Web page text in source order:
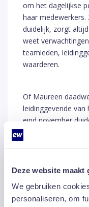
Deze website maakt
We gebruiken
personaliseren, om
om het dagelijkse
haar
duidelijk, zorgt
weet
teamleden,
waarderen.
Of Maureen
leidinggevende
eind november
winnaar!
Delen: